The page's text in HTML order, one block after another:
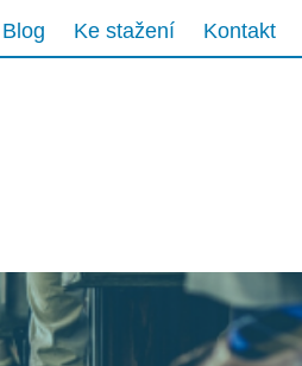
Blog Ke stažení Kontakt